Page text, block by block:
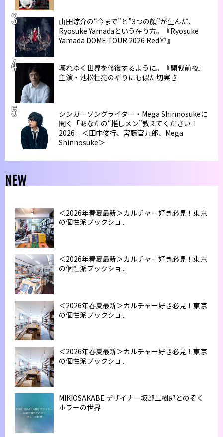
山田涼介の“今まで”と”3つの顔”が生んだ、
Ryosuke Yamadaという在り方。『Ryosuke
Yamada DOME TOUR 2026 Red.Y?』
壊れゆく世界を修復するように。『開戦前夜』
主演・池松壮亮の祈りにも似た切実さ
シンガーソングライター・Mega Shinnosukeに
聞く「あなたの“推しメン”教えてください！
2026」＜田中俊行、宮藤官九郎、Mega
Shinnosuke＞
NEW
＜2026年春夏最新＞カルチャー好き必見！東京
の個性派ブックショ...
＜2026年春夏最新＞カルチャー好き必見！東京
の個性派ブックショ...
＜2026年春夏最新＞カルチャー好き必見！東京
の個性派ブックショ...
＜2026年春夏最新＞カルチャー好き必見！東京
の個性派ブックショ...
MIKIOSAKABE デザイナー坂部三樹郎とのぞく
ホラーの世界